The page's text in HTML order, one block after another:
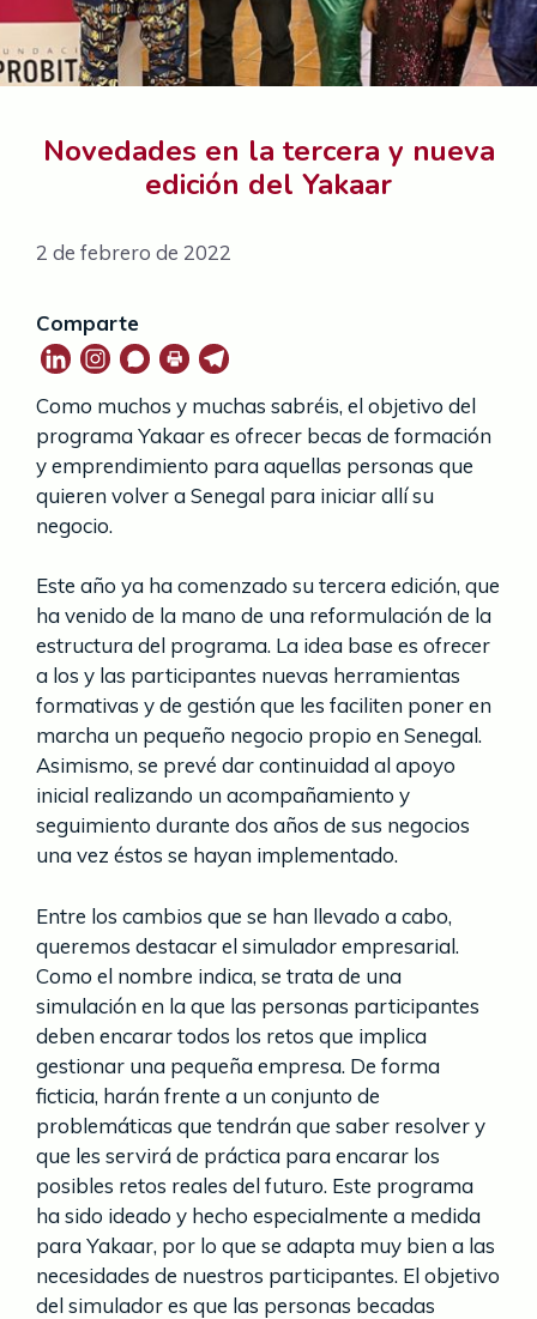
Novedades en la tercera y nueva
edición del Yakaar
2 de febrero de 2022
Comparte
Como muchos y muchas sabréis, el objetivo del
programa Yakaar es ofrecer becas de formación
y emprendimiento para aquellas personas que
quieren volver a Senegal para iniciar allí su
negocio.
Este año ya ha comenzado su tercera edición, que
ha venido de la mano de una reformulación de la
estructura del programa. La idea base es ofrecer
a los y las participantes nuevas herramientas
formativas y de gestión que les faciliten poner en
marcha un pequeño negocio propio en Senegal.
Asimismo, se prevé dar continuidad al apoyo
inicial realizando un acompañamiento y
seguimiento durante dos años de sus negocios
una vez éstos se hayan implementado.
Entre los cambios que se han llevado a cabo,
queremos destacar el simulador empresarial.
Como el nombre indica, se trata de una
simulación en la que las personas participantes
deben encarar todos los retos que implica
gestionar una pequeña empresa. De forma
ficticia, harán frente a un conjunto de
problemáticas que tendrán que saber resolver y
que les servirá de práctica para encarar los
posibles retos reales del futuro. Este programa
ha sido ideado y hecho especialmente a medida
para Yakaar, por lo que se adapta muy bien a las
necesidades de nuestros participantes. El objetivo
del simulador es que las personas becadas